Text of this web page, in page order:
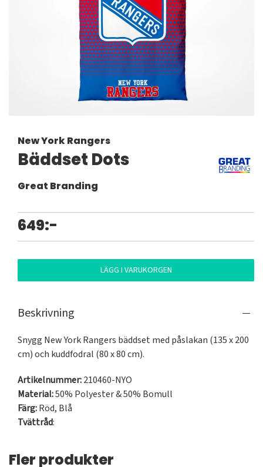
New York Rangers
Bäddset Dots
Great Branding
649:-
LÄGG I VARUKORGEN
Beskrivning
Snygg New York Rangers bäddset med påslakan (135 x 200
cm) och kuddfodral (80 x 80 cm).
Artikelnummer:210460-NYO
Material:50% Polyester & 50% Bomull
Färg:Röd, Blå
Tvättråd:
Fler produkter